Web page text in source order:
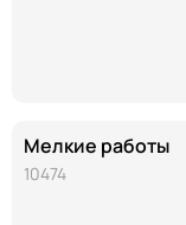
Мелкие работы
10474